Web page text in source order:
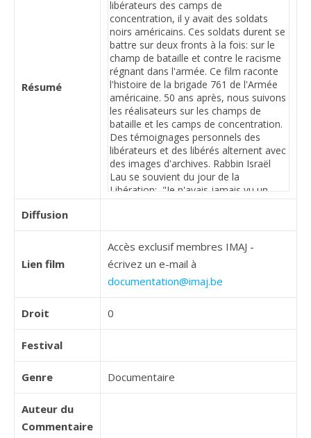
Résumé
Diffusion
Lien film
Accès exclusif membres IMAJ -
écrivez un e-mail à
documentation@imaj.be
Droit 0
Festival
Genre Documentaire
Auteur du
Commentaire